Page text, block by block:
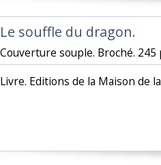
‎Le souffle du dragon.‎
‎Couverture souple. Broché. 245
‎Livre. Editions de la Maison de